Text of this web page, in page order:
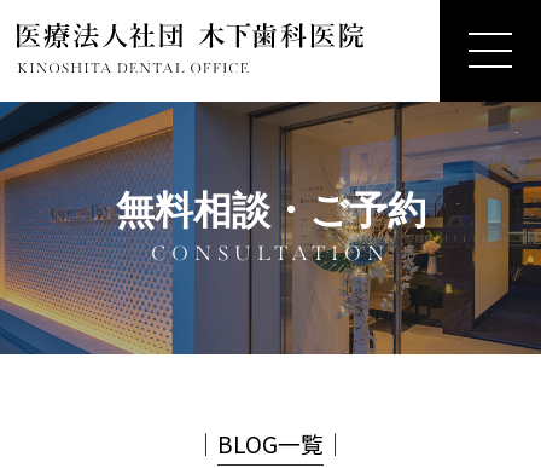
無料相談・ご予約
CONSULTATION
│ BLOG一覧 │